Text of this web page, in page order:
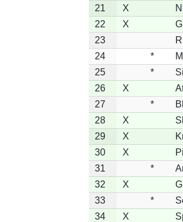
21
X
22
X
23
24
*
25
*
26
X
27
*
28
X
29
X
30
X
31
*
32
X
33
*
34
X